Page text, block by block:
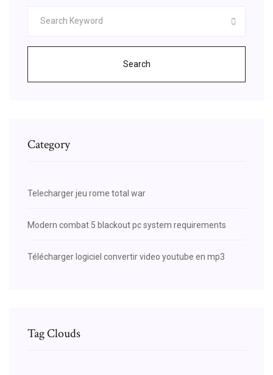
Search
Category
Telecharger jeu rome total war
Modern combat 5 blackout pc system requirements
Télécharger logiciel convertir video youtube en mp3
Tag Clouds